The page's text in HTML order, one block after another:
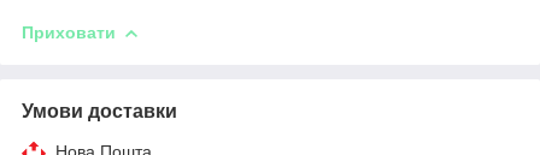
Приховати
Умови доставки
Нова Пошта